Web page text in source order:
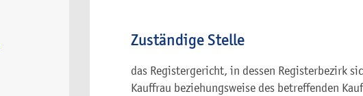
Zuständige Stelle
das Registergericht, in dessen Registerbezirk
Kauffrau beziehungsweise des betreffenden